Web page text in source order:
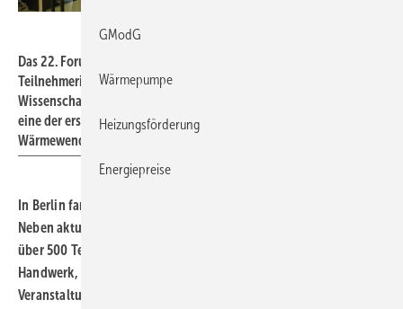
Das 22. Forum Wärmepumpe in Berlin war mit über 500
Teilnehmerinnen und Teilnehmer aus Industrie, Handwerk,
Wissenschaft und Politik ein voller Erfolg. Für die Parteien war es
eine der ersten Gelegenheiten, ihren Kurs in Bezug auf die
Wärmewende abzustecken.
In Berlin fand letzte Woche das 22. Forum Wärmepumpe statt.
Neben aktuellen Trends und technischen Entwicklungen konnten
über 500 Teilnehmerinnen und Teilnehmer aus Industrie,
Handwerk, Wissenschaft und Politik beobachten, wie die
Veranstaltung nebenbei zur Wahlkampfveranstaltung wurde.
GModG
Wärmepumpe
Heizungsförderung
Energiepreise